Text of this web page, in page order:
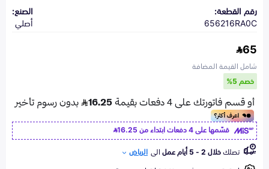
رقم القطعة:
656216RA0C
الصنع:
أصلي
65
شامل القيمة المضافة
خصم 5%
قسّمها على 4 دفعات ابتداء من
16.25
تصلكخلال 2 - 5 أيام عمل الى الرياض